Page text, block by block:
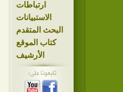
ارتباطات
الاستبيانات
البحث المتقدم
كتاب الموقع
الأرشيف